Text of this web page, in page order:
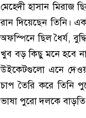
মেহেদী হাসান মিরাজ
রান দিয়েছেন তিনি।
অফস্পিনে ছিল ধৈর্য,
খুব বড় কিছু মনে হবে
উইকেটগুলো এনে
চাপ তৈরি করে তিনি
ভাষা পুরো দলকে বাড়তি